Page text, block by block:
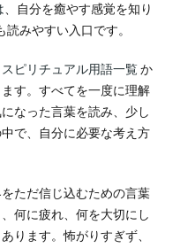
、自分を癒やす感覚を知り
読みやすい入口です。
スピリチュアル用語一覧か
す。すべてを一度に理解
なった言葉を読み、少し
で、自分に必要な考え方
ただ信じ込むための言葉
何に疲れ、何を大切にし
ります。怖がりすぎず、